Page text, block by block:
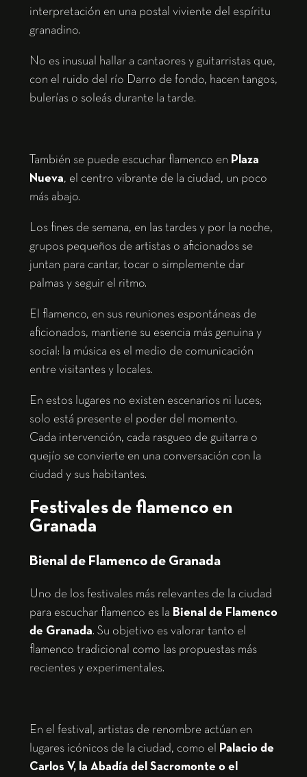
interpretación en una postal viviente del espíritu
granadino.
No es inusual hallar a cantaores y guitarristas que,
con el ruido del río Darro de fondo, hacen tangos,
bulerías o soleás durante la tarde.
También se puede escuchar flamenco en Plaza
Nueva, el centro vibrante de la ciudad, un poco
más abajo.
Los fines de semana, en las tardes y por la noche,
grupos pequeños de artistas o aficionados se
juntan para cantar, tocar o simplemente dar
palmas y seguir el ritmo.
El flamenco, en sus reuniones espontáneas de
aficionados, mantiene su esencia más genuina y
social: la música es el medio de comunicación
entre visitantes y locales.
En estos lugares no existen escenarios ni luces;
solo está presente el poder del momento.
Cada intervención, cada rasgueo de guitarra o
quejío se convierte en una conversación con la
ciudad y sus habitantes.
Festivales de flamenco en
Granada
Bienal de Flamenco de Granada
Uno de los festivales más relevantes de la ciudad
para escuchar flamenco es la Bienal de Flamenco
de Granada. Su objetivo es valorar tanto el
flamenco tradicional como las propuestas más
recientes y experimentales.
En el festival, artistas de renombre actúan en
lugares icónicos de la ciudad, como el
Palacio de
Carlos V, la Abadía del Sacromonte o el